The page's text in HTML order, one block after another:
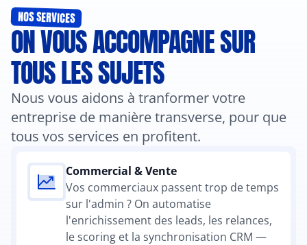
NOS SERVICES
ON VOUS ACCOMPAGNE SUR
TOUS LES SUJETS
Nous vous aidons à tranformer votre
entreprise de manière transverse, pour que
tous vos services en profitent.
Commercial & Vente
Vos commerciaux passent trop de temps
sur l'admin ? On automatise
l'enrichissement des leads, les relances,
le scoring et la synchronisation CRM —